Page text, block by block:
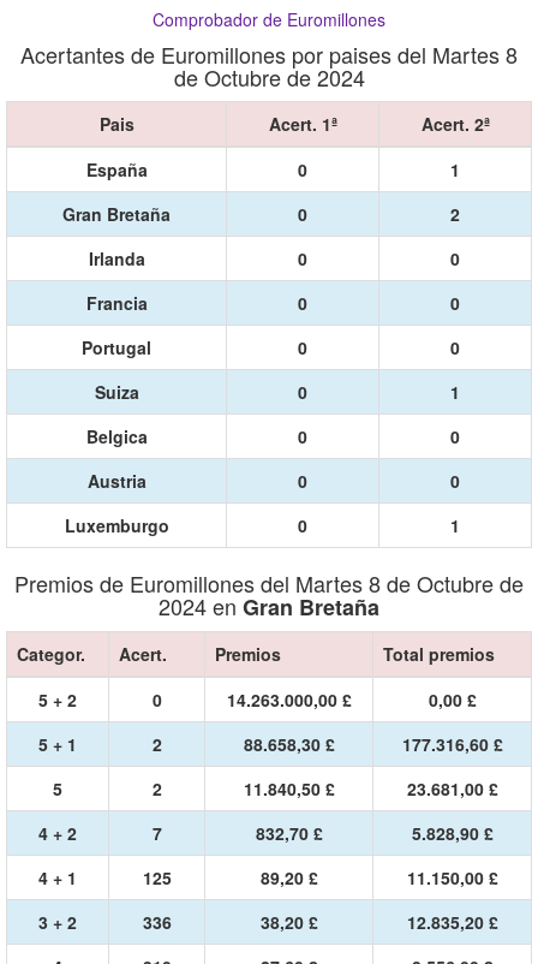
Comprobador de Euromillones
Acertantes de Euromillones por paises del Martes 8
de Octubre de 2024
Pais Acert. 1ª
Acert. 2ª
España
0
1
Gran Bretaña
0
2
Irlanda
0
0
Francia
0
0
Portugal
0
0
Suiza
0
1
Belgica
0
0
Austria
0
0
Luxemburgo
0 1
Premios de Euromillones del Martes 8 de Octubre de
2024 en Gran Bretaña
Categor. Acert. Premios
Total premios
5 + 2
0 14.263.000,00 £
0,00 £
5 + 1
2 88.658,30 £
177.316,60 £
5
2 11.840,50 £
23.681,00 £
4 + 2
7 832,70 £
5.828,90 £
4 + 1
125 89,20 £
11.150,00 £
3 + 2
336 38,20 £
12.835,20 £